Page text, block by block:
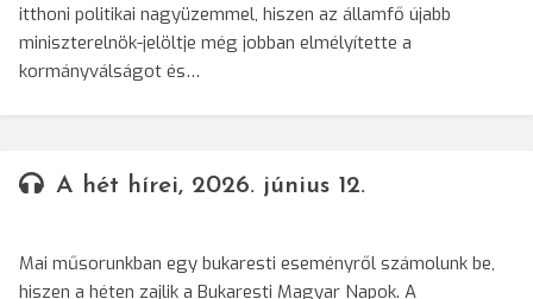
itthoni politikai nagyüzemmel, hiszen az államfő újabb
miniszterelnök-jelöltje még jobban elmélyítette a
kormányválságot és…
A hét hírei, 2026. június 12.
Mai műsorunkban egy bukaresti eseményről számolunk be,
hiszen a héten zajlik a Bukaresti Magyar Napok. A